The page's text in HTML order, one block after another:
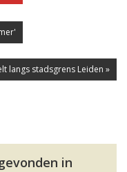
langs stadsgrens Leiden »
in